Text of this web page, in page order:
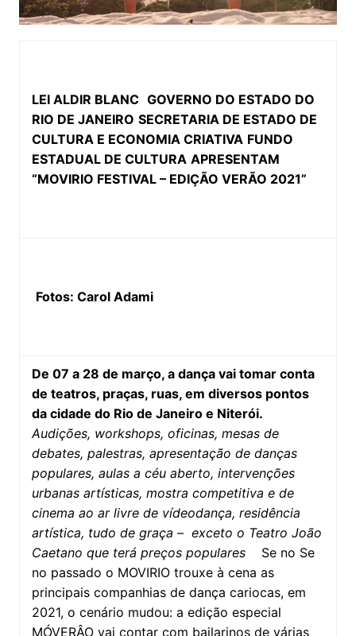
LEI ALDIR BLANC GOVERNO DO ESTADO DO
RIO DE JANEIRO SECRETARIA DE ESTADO DE
CULTURA E ECONOMIA CRIATIVA FUNDO
ESTADUAL DE CULTURA APRESENTAM
“MOVIRIO FESTIVAL – EDIÇÃO VERÃO 2021”
Fotos: Carol Adami
De 07 a 28 de março, a dança vai tomar conta
de teatros, praças, ruas, em diversos pontos
da cidade do Rio de Janeiro e Niterói.
Audições, workshops, oficinas, mesas de
debates, palestras, apresentação de danças
populares, aulas a céu aberto, intervenções
urbanas artísticas, mostra competitiva e de
cinema ao ar livre de vídeodança, residência
artística, tudo de graça – exceto o Teatro João
Caetano que terá preços populares
Se no Se
no passado o MOVIRIO trouxe à cena as
principais companhias de dança cariocas, em
2021, o cenário mudou: a edição especial
MÓVERÂO vai contar com bailarinos de várias